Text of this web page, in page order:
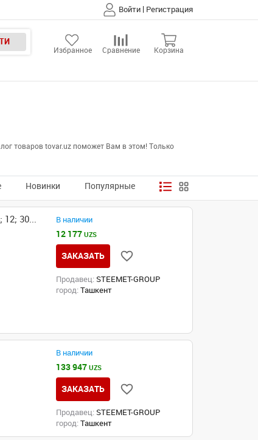
Войти | Регистрация
Избранное Сравнение Корзина
товаров tovar.uz поможет Вам в этом! Только
Новинки Популярные
30...
В наличии
12 177UZS
ЗАКАЗАТЬ
Продавец: STEEMET-GROUP
город: Ташкент
В наличии
133 947UZS
ЗАКАЗАТЬ
Продавец: STEEMET-GROUP
город: Ташкент